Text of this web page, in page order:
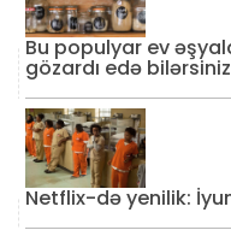
Bu populyar ev
gözardı edə bilərsiniz
Netflix-də yenilik: